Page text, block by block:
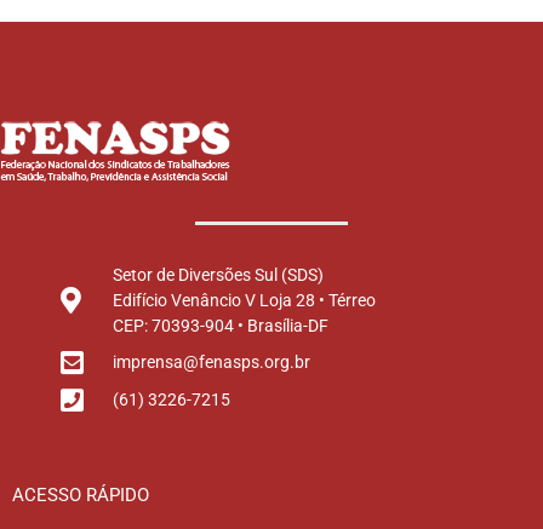
Setor de Diversões Sul (SDS)
Edifício Venâncio V Loja 28 • Térreo
CEP: 70393-904 • Brasília-DF
imprensa@fenasps.org.br
(61) 3226-7215
ACESSO RÁPIDO